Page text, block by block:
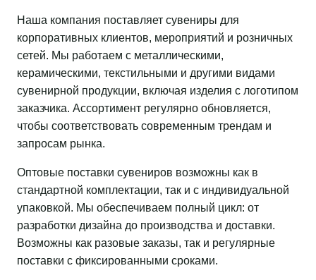
Наша компания поставляет сувениры для
корпоративных клиентов, мероприятий и розничных
сетей. Мы работаем с металлическими,
керамическими, текстильными и другими видами
сувенирной продукции, включая изделия с логотипом
заказчика. Ассортимент регулярно обновляется,
чтобы соответствовать современным трендам и
запросам рынка.
Оптовые поставки сувениров возможны как в
стандартной комплектации, так и с индивидуальной
упаковкой. Мы обеспечиваем полный цикл: от
разработки дизайна до производства и доставки.
Возможны как разовые заказы, так и регулярные
поставки с фиксированными сроками.